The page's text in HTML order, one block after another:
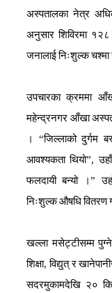
अस्पतालका नेत्र
अनुसार शिविरमा १२८
जनालाईनिःशुल्कचश्मा
उपचारका क्रममा
महेन्द्रनगर आँखा
।
“जिल्लाको दुर्गम
आवश्यकता थियो”,
फलदायी बन्यो ।”
निःशुल्कऔषधिवितरण
खल्ला मसेट्टीसम्म पुग्ने
शिक्षा,विद्युत् र
सदरमुकामदेखि २०